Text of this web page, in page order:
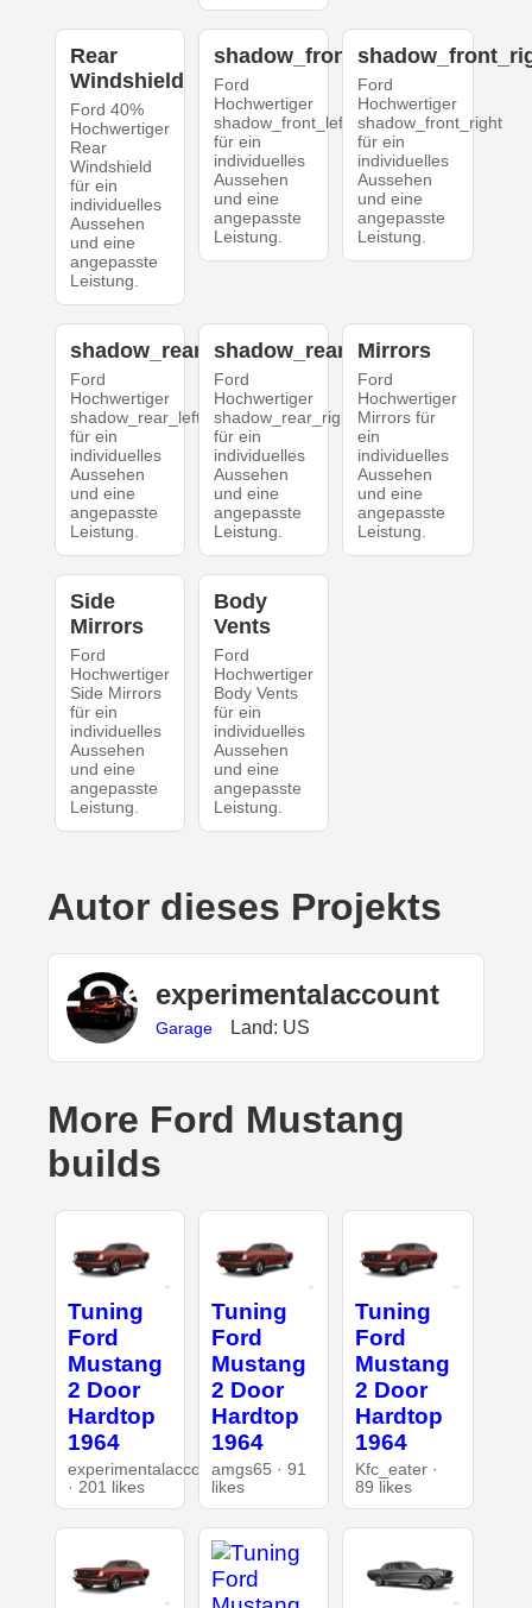
Rear
Windshield
Ford 40%
Hochwertiger
Rear
Windshield
für ein
individuelles
Aussehen
und eine
angepasste
Leistung.
shadow_front_left
Ford
Hochwertiger
shadow_front_left
für ein
individuelles
Aussehen
und eine
angepasste
Leistung.
Ford
Hochwertiger
shadow_front_right
für ein
individuelles
Aussehen
und eine
angepasste
Leistung.
shadow_rear_left
Ford
Hochwertiger
shadow_rear_left
für ein
individuelles
Aussehen
und eine
angepasste
Leistung.
shadow_rear_right
Ford
Hochwertiger
shadow_rear_right
für ein
individuelles
Aussehen
und eine
angepasste
Leistung.
Mirrors
Ford
Hochwertiger
Mirrors für
ein
individuelles
Aussehen
und eine
angepasste
Leistung.
Side
Mirrors
Ford
Hochwertiger
Side Mirrors
für ein
individuelles
Aussehen
und eine
angepasste
Leistung.
Body
Vents
Ford
Hochwertiger
Body Vents
für ein
individuelles
Aussehen
und eine
angepasste
Leistung.
Autor dieses Projekts
experimentalaccount
Garage Land: US
More Ford Mustang
builds
Tuning
Ford
Mustang
2 Door
Hardtop
1964
experimentalaccount
· 201 likes
Tuning
Ford
Mustang
2 Door
Hardtop
1964
amgs65 · 91
likes
Tuning
Ford
Mustang
2 Door
Hardtop
1964
Kfc_eater ·
89 likes